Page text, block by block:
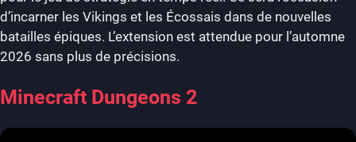
d’incarner les Vikings et les Écossais dans de nouvelles
batailles épiques. L’extension est attendue pour l’automne
2026 sans plus de précisions.
Minecraft Dungeons 2